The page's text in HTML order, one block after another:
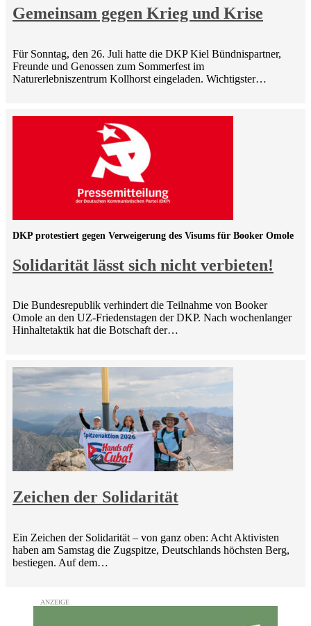
Gemeinsam gegen Krieg und Krise
Für Sonntag, den 26. Juli hatte die DKP Kiel Bündnispartner,
Freunde und Genossen zum Sommerfest im
Naturerlebniszentrum Kollhorst eingeladen. Wichtigster…
Solidarität lässt sich nicht verbieten!
DKP protestiert gegen Verweigerung des Visums für Booker Omole
Die Bundesrepublik verhindert die Teilnahme von Booker
Omole an den UZ-Friedenstagen der DKP. Nach wochenlanger
Hinhaltetaktik hat die Botschaft der…
Zeichen der Solidarität
Ein Zeichen der Solidarität – von ganz oben: Acht Aktivisten
haben am Samstag die Zugspitze, Deutschlands höchsten Berg,
bestiegen. Auf dem…